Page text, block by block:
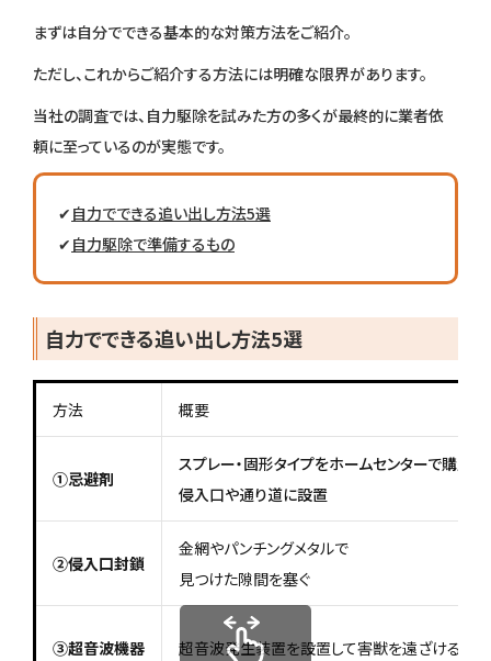
まずは自分でできる基本的な対策方法をご紹介。
ただし、これからご紹介する方法には明確な限界があります。
当社の調査では、自力駆除を試みた方の多くが最終的に業者依
頼に至っているのが実態です。
✔ 自力でできる追い出し方法5選
✔ 自力駆除で準備するもの
自力でできる追い出し方法5選
方法 概要
①忌避剤
スプレー・固形タイプをホームセンターで購入し
侵入口や通り道に設置
②侵入口封鎖
金網やパンチングメタルで
見つけた隙間を塞ぐ
③超音波機器 超音波発生装置を設置して害獣を遠ざける